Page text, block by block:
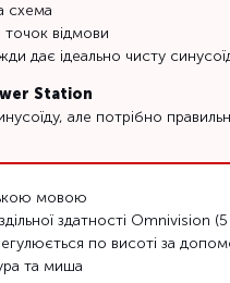
схема
точок відмови
дає ідеально чисту
Station
але потрібно
мовою
здатності Omnivision
по висоті за
та миша